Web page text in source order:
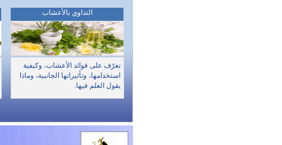
التداوي بالأعشاب
تعرّف على فوائد الأعشاب، وكيفية
استخدامها، وتأثيراتها الجانبية، وماذا
يقول العلم فيها.